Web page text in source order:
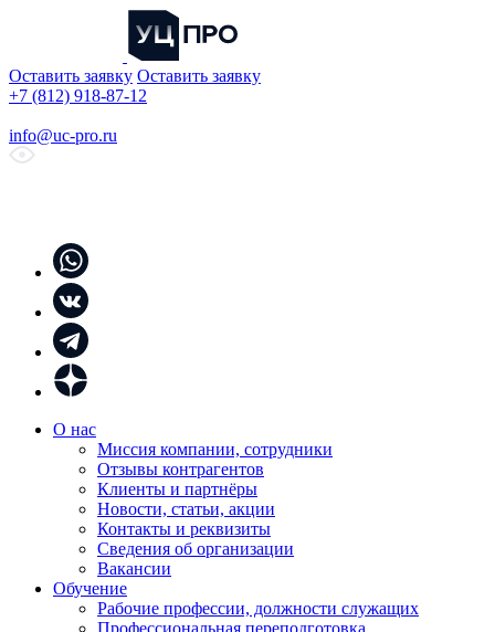
Оставить заявку Оставить заявку
+7 (812) 918-87-12
info@uc-pro.ru
О нас
Миссия компании, сотрудники
Отзывы контрагентов
Клиенты и партнёры
Новости, статьи, акции
Контакты и реквизиты
Сведения об организации
Вакансии
Обучение
Рабочие профессии, должности служащих
Профессиональная переподготовка